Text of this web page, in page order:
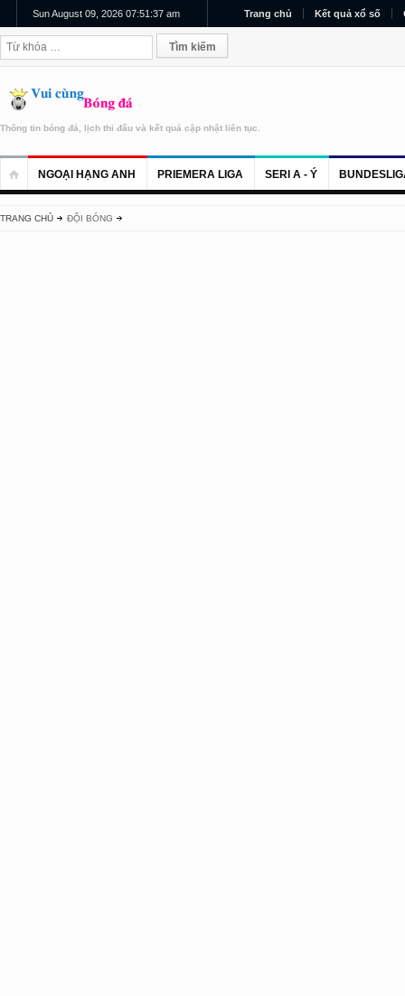
Sun August 09, 2026 07:51:37 am Trang chủ Kết quả xổ số
Thông tin bóng đá, lịch thi đấu và kết quả cập nhật liên tục.
NGOẠI HẠNG ANH PRIEMERA LIGA SERI A - Ý
TRANG CHỦ ĐỘI BÓNG